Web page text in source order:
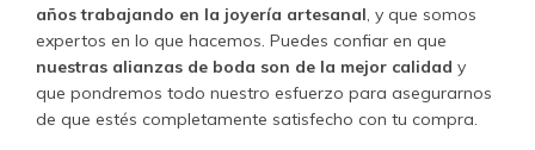
años trabajando en la joyería artesanal, y que somos
expertos en lo que hacemos. Puedes confiar en que
nuestras alianzas de boda son de la mejor calidad y
que pondremos todo nuestro esfuerzo para asegurarnos
de que estés completamente satisfecho con tu compra.